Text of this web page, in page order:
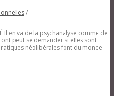
/
Il en va de la psychanalyse comme de
peut se demander si elles sont
néolibérales font du monde